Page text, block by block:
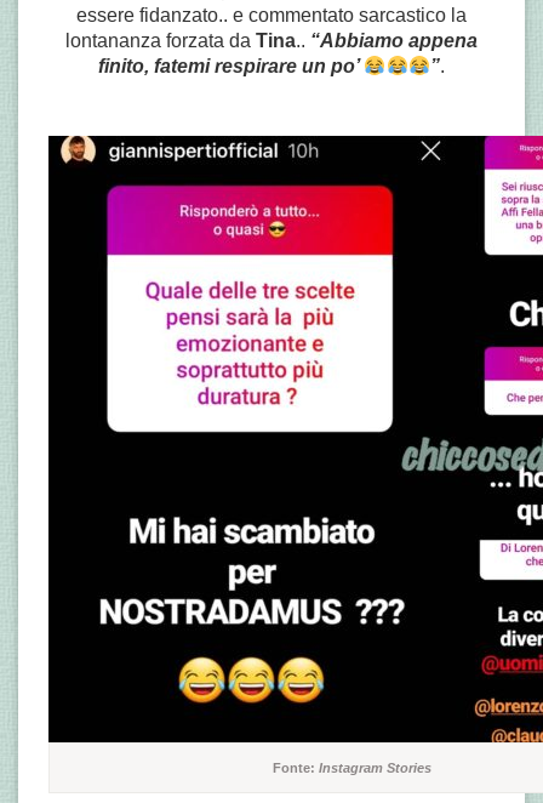
essere fidanzato.. e commentato sarcastico la
lontananza forzata da Tina.. “Abbiamo appena
finito, fatemi respirare un po’
”.
Fonte: Instagram Stories